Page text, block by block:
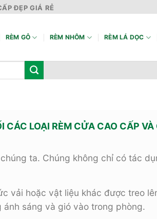
ĐẸP GIÁ RẺ
RÈM GỖ RÈM NHÔM RÈM LÁ DỌC
CÁC LOẠI RÈM CỬA CAO CẤP
ta. Chúng không chỉ có tác
vải hoặc vật liệu khác được treo
sáng và gió vào trong phòng.